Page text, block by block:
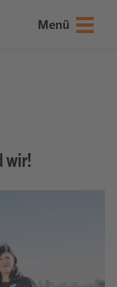
Menü
wir!